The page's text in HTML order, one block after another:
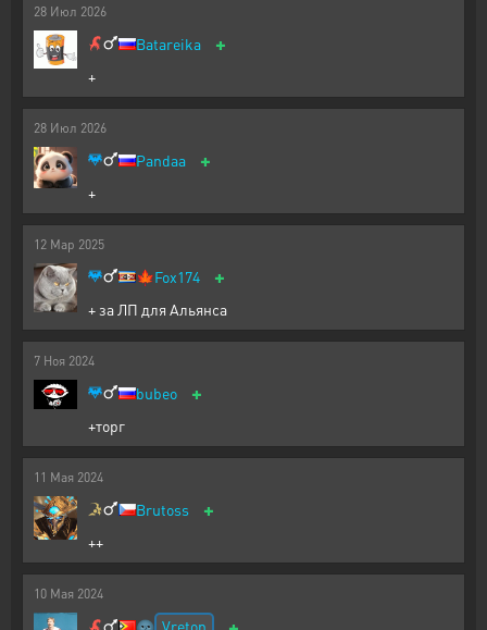
28 Июл 2026
Batareika +
+
28 Июл 2026
Pandaa +
+
12 Мар 2025
🍁Fox174 +
+ за ЛП для Альянса
7 Ноя 2024
bubeo +
+торг
11 Мая 2024
Brutoss +
++
10 Мая 2024
Vreton